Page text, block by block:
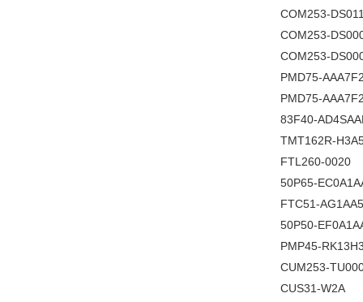
COM253-
COM253-
COM253-
PMD75-
PMD75-
83F40-
TMT162R-
FTL260-0020
50P65-
FTC51-
50P50-
PMP45-
CUM253-
CUS31-W2A